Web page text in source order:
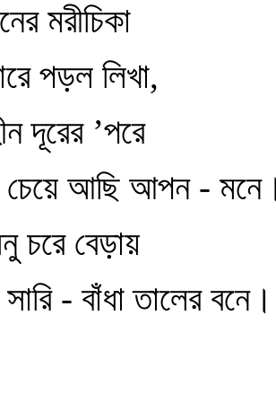
মরীচিকা
পড়ল লিখা,
দূরের ’পরে
চেয়ে আছি আপন -
চরে বেড়ায়
সারি - বাঁধা তালের বনে।